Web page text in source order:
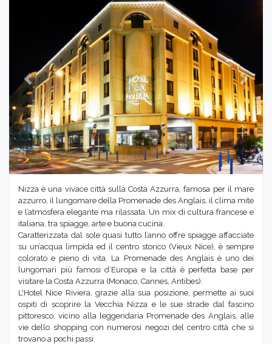
Previous Next
Nizza è una vivace città sulla Costa Azzurra, famosa per il mare
azzurro, il lungomare della Promenade des Anglais, il clima mite
e l’atmosfera elegante ma rilassata. Un mix di cultura francese e
italiana, tra spiagge, arte e buona cucina.
Caratterizzata dal sole quasi tutto l’anno offre spiagge affacciate
su un’acqua limpida ed il centro storico (Vieux Nice), è sempre
colorato e pieno di vita. La Promenade des Anglais è uno dei
lungomari più famosi d’Europa e la città è perfetta base per
visitare la Costa Azzurra (Monaco, Cannes, Antibes).
L'Hotel Nice Riviera, grazie alla sua posizione, permette ai suoi
ospiti di scoprire la Vecchia Nizza e le sue strade dal fascino
pittoresco, vicino alla leggendaria Promenade des Anglais, alle
vie dello shopping con numerosi negozi del centro città che si
trovano a pochi passi.